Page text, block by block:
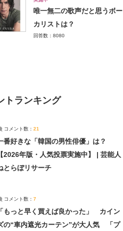
唯一無二の歌声だと思うボー
カリストは？
回答数：8080
トランキング
コメント数： 21
番好きな「韓国の男性俳優」は？
【2026年版・人気投票実施中】 | 芸能人
とらぼリサーチ
コメント数： 7
「もっと早く買えば良かった」 カイン
の“車内遮光カーテン”が大人気 「プ